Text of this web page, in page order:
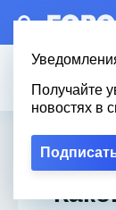
Получайте
новостях в
Городовой